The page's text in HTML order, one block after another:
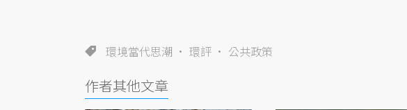
環境當代思潮 環評 公共政策
作者其他文章